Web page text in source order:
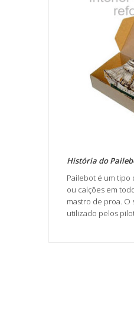
História do
Pailebot é um tipo
ou calções em
mastro de proa. O
utilizado pelos